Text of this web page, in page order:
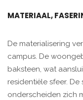
MATERIAAL,
De materialisering
campus. De
baksteen, wat
residentiële sfeer.
onderscheiden zich